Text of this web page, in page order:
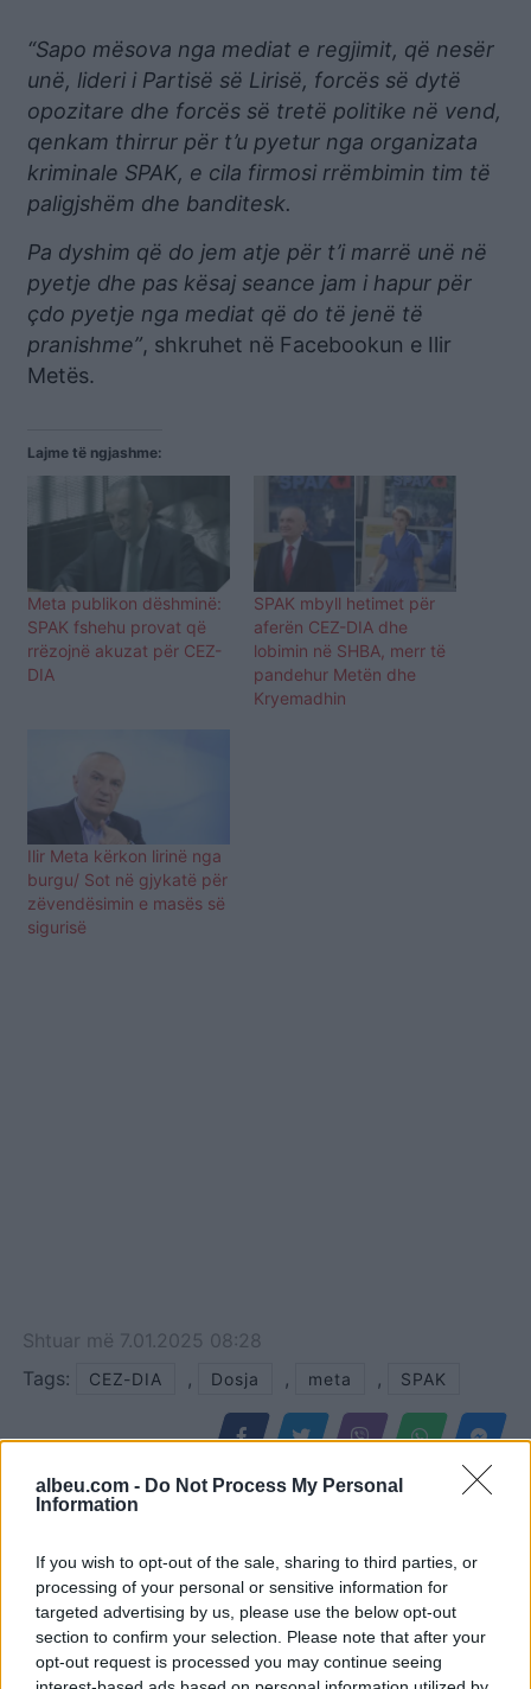
albeu.com - Do Not Process My Personal
Information
If you wish to opt-out of the sale, sharing to third parties, or
processing of your personal or sensitive information for
targeted advertising by us, please use the below opt-out
section to confirm your selection. Please note that after your
opt-out request is processed you may continue seeing
“Sapo mësova nga mediat e regjimit, që nesër
unë, lideri i Partisë së Lirisë, forcës së dytë
opozitare dhe forcës së tretë politike në vend,
qenkam thirrur për t’u pyetur nga organizata
kriminale SPAK, e cila firmosi rrëmbimin tim të
paligjshëm dhe banditesk.
Pa dyshim që do jem atje për t’i marrë unë në
pyetje dhe pas kësaj seance jam i hapur për
çdo pyetje nga mediat që do të jenë të
pranishme”, shkruhet në Facebookun e Ilir
Metës.
Lajme të ngjashme:
Meta publikon dëshminë:
SPAK fshehu provat që
rrëzojnë akuzat për CEZ-
DIA
SPAK mbyll hetimet për
aferën CEZ-DIA dhe
lobimin në SHBA, merr të
pandehur Metën dhe
Kryemadhin
Ilir Meta kërkon lirinë nga
burgu/ Sot në gjykatë për
zëvendësimin e masës së
sigurisë
Shtuar më 7.01.2025 08:28
Tags:
CEZ-DIA , Dosja , meta , SPAK